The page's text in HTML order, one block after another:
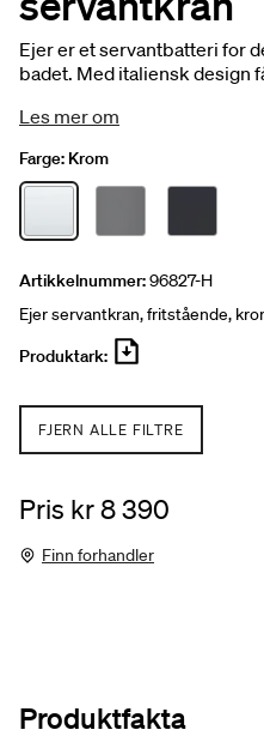
Ejer er et servantbatteri for
badet. Med italiensk design
samarbeid med
Les mer om
Farge: Krom
Artikkelnummer:96827-H
Ejer servantkran, fritstående,
Produktark:
FJERN ALLE FILTRE
Pris kr 8 390
Finn forhandler
Produktfakta